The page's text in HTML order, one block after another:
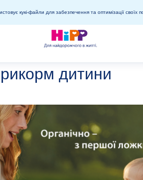
кукі-файли для забезпечення та оптимізації своїх
дитини